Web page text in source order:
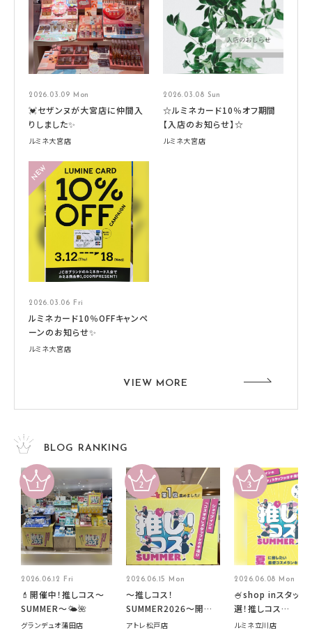
2026.03.09 Mon
💓セザンヌが大宮店に仲間入
りしました✨
ルミネ大宮店
2026.03.08 Sun
☆ルミネカード10％オフ期間
【入店のお知らせ】☆
ルミネ大宮店
2026.03.06 Fri
ルミネカード10％OFFキャンペ
ーンのお知らせ✨
ルミネ大宮店
VIEW MORE
BLOG RANKING
2026.06.12 Fri
💄開催中！推しコス〜
SUMMER〜🌤️🌺
グランデュオ蒲田店
2026.06.15 Mon
～推しコス！
SUMMER2026～開催
中です！
アトレ松戸店
2026.06.08 Mon
🍧shop inスタッフ
選！推しコス
summer2026開催
ルミネ立川店